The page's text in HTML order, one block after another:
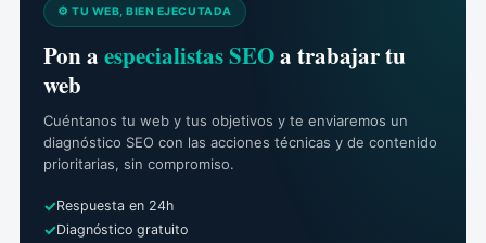
⚙️ TU WEB, BIEN EJECUTADA
Pon a especialistas SEOa trabajar tu
web
Cuéntanos tu web y tus objetivos y te enviaremos un
diagnóstico SEO con las acciones técnicas y de contenido
prioritarias, sin compromiso.
Respuesta en 24h
Diagnóstico gratuito